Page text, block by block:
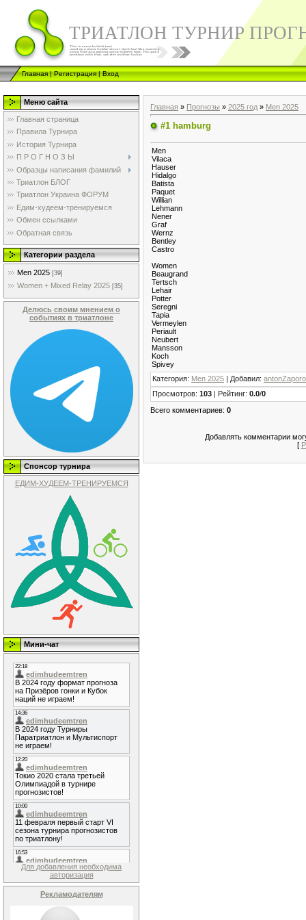
ТРИАТЛОН ТУРНИР
Главная|Регистрация|Вход
Меню сайта
Главная страница
Правила Турнира
История Турнира
П Р О Г Н О З Ы
Образцы написания фамилий
Триатлон БЛОГ
Триатлон Украина ФОРУМ
Едим-худеем-тренируемся
Обмен ссылками
Обратная связь
Категории раздела
Men 2025 [39]
Women + Mixed Relay 2025 [35]
Делюсь своим мнением о
событиях в триатлоне
Спонсор турнира
ЕДИМ-ХУДЕЕМ-ТРЕНИРУЕМСЯ
Мини-чат
Для добавления необходима
авторизация
Рекламодателям
Главная » Прогнозы » 2025 год » Men 2025
#1 hamburg
Men
Vilaca
Hauser
Hidalgo
Batista
Paquet
Willian
Lehmann
Nener
Graf
Wernz
Bentley
Castro
Women
Beaugrand
Tertsch
Lehair
Potter
Seregni
Tapia
Vermeylen
Periault
Neubert
Mansson
Koch
Spivey
Категория: Men 2025 | Добавил:
Просмотров: 103 | Рейтинг: 0.0/0
Всего комментариев: 0
Добавлять комментарии
[